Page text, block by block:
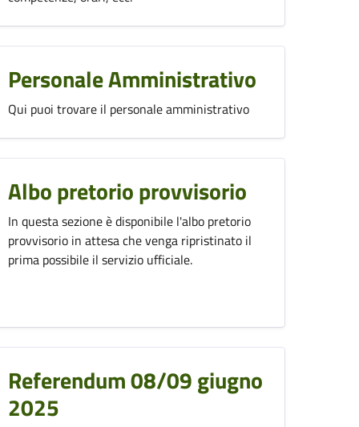
Personale Amministrativo
Qui puoi trovare il personale amministrativo
Albo pretorio provvisorio
In questa sezione è disponibile l'albo pretorio
provvisorio in attesa che venga ripristinato il
prima possibile il servizio ufficiale.
Referendum 08/09 giugno
2025